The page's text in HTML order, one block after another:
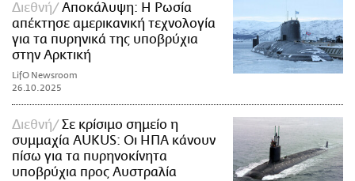
Διεθνή
Αποκάλυψη: Η Ρωσία
απέκτησε αμερικανική τεχνολογία
για τα πυρηνικά της υποβρύχια
στην Αρκτική
LifO Newsroom
26.10.2025
Διεθνή
Σε κρίσιμο σημείο η
συμμαχία AUKUS: Οι ΗΠΑ κάνουν
πίσω για τα πυρηνοκίνητα
υποβρύχια προς Αυστραλία